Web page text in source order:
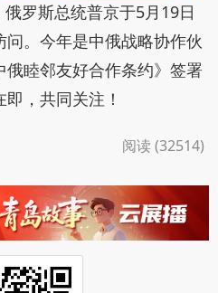
罗斯总统普京于5月19日
。今年是中俄战略协作伙
睦邻友好合作条约》签署
，共同关注！
阅读 (32514)